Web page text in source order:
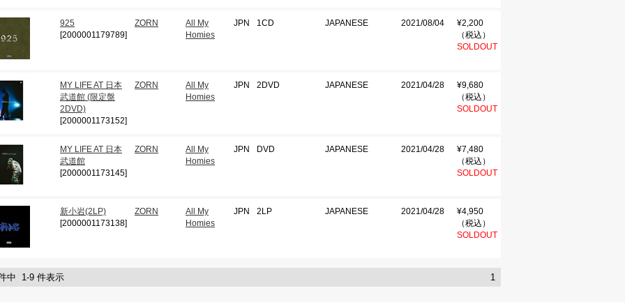
925
[2000001179789]
ZORN
All My
Homies
JPN 1CD JAPANESE 2021/08/04
¥2,200
（税込）
SOLDOUT
MY LIFE AT 日本
武道館 (限定盤
2DVD)
[2000001173152]
ZORN
All My
Homies
JPN 2DVD JAPANESE 2021/04/28
¥9,680
（税込）
SOLDOUT
MY LIFE AT 日本
武道館
[2000001173145]
ZORN
All My
Homies
JPN DVD JAPANESE 2021/04/28
¥7,480
（税込）
SOLDOUT
新小岩(2LP)
[2000001173138]
ZORN
All My
Homies
JPN 2LP JAPANESE 2021/04/28
¥4,950
（税込）
SOLDOUT
中 1-9 件表示 1